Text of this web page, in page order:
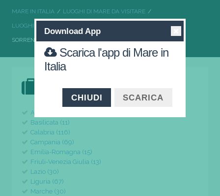
MARE IN ITALIA LUOGHI DI MARE DA VISITARE
LUOGHI DI MARE DA VISITARE CAMPANIA
SORRENTO UN MARE DAI MILLE COLORI
Abruzzo (24)
Basilicata (11)
Calabria (116)
Campania (69)
Emilia-Romagna (15)
Friuli-Venezia Giulia (13)
Lazio (30)
Liguria (67)
Marche (30)
Download App
Scarica l'app di Mare in
Italia
CHIUDI SCARICA